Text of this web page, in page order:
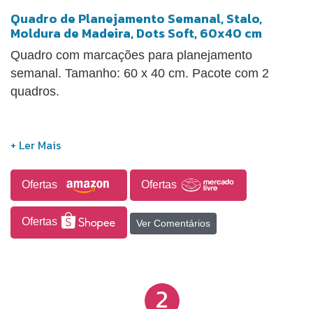
Quadro de Planejamento Semanal, Stalo,
Moldura de Madeira, Dots Soft, 60x40 cm
Quadro com marcações para planejamento
semanal. Tamanho: 60 x 40 cm. Pacote com 2
quadros.
Ofertas Ofertas
Ofertas Ver Comentários
2